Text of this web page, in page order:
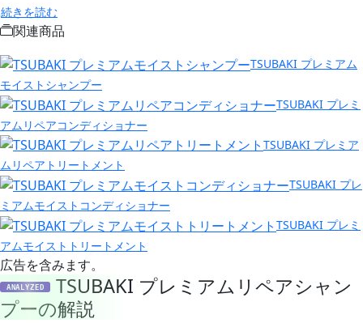
続きを読む
関連商品
TSUBAKI プレミアム
モイストシャンプー
TSUBAKI プレミ
アムリペアコンディショナー
TSUBAKI プレミア
ムリペアトリートメント
TSUBAKI プレ
ミアムモイストコンディショナー
TSUBAKI プレミ
アムモイストトリートメント
広告を含みます。
ANALYZED
TSUBAKI プレミアムリペアシャン
プーの解説